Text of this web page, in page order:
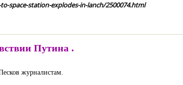
space-station-explodes-in-lanch/2500074.html
Путина .
журналистам.